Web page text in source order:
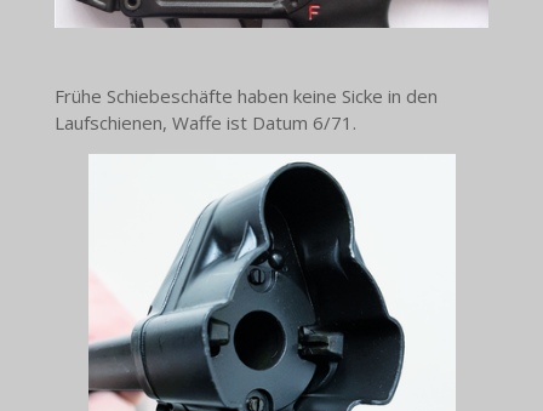
Frühe Schiebeschäfte haben keine Sicke in den
Laufschienen, Waffe ist Datum 6/71.